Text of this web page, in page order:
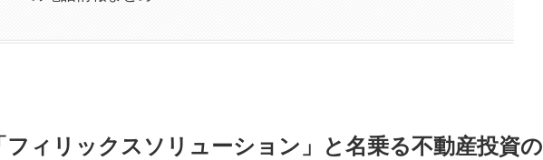
フィリックスソリューション」と名乗る不動産投資の